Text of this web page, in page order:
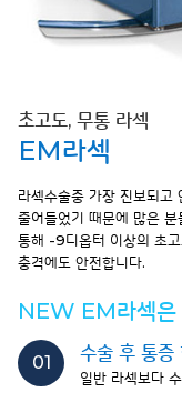
초고도, 무통 라섹
EM라섹
라섹수술중 가장 진보되고
줄어들었기 때문에 많은 분
통해 -9디옵터 이상의 초
충격에도 안전합니다.
NEW EM라섹은
01 수술 후 통증
일반 라섹보다